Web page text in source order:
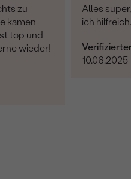
zu
kamen
top und
wieder!
Alles
ich hilfreich.
10.06.2025